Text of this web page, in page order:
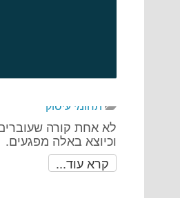
תחומי עיסוק
לא אחת קורה
וכיוצא באלה מפגעים.
קרא עוד...